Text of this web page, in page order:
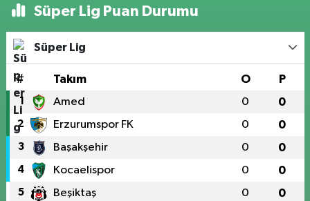
Süper Lig Puan Durumu
Süper Lig
# Takım O P
1 Amed 0 0
2 Erzurumspor FK 0 0
3 Başakşehir 0 0
4 Kocaelispor 0 0
5 Beşiktaş 0 0